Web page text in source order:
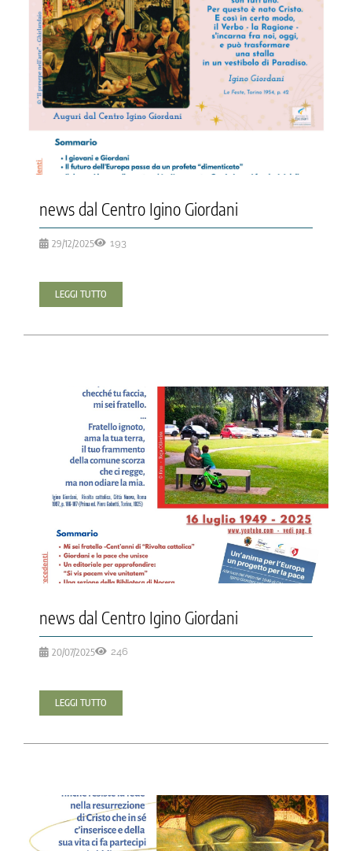
news dal Centro Igino Giordani
29/12/2025 193
LEGGI TUTTO
news dal Centro Igino Giordani
20/07/2025 246
LEGGI TUTTO